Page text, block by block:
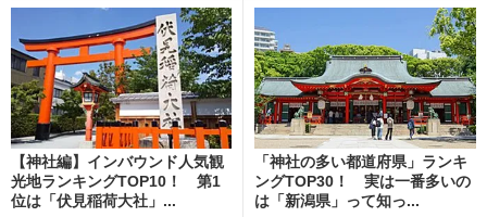
【神社編】インバウンド人気観
光地ランキングTOP10！ 第1
位は「伏見稲荷大社」...
「神社の多い都道府県」ランキ
ングTOP30！ 実は一番多いの
は「新潟県」って知っ...